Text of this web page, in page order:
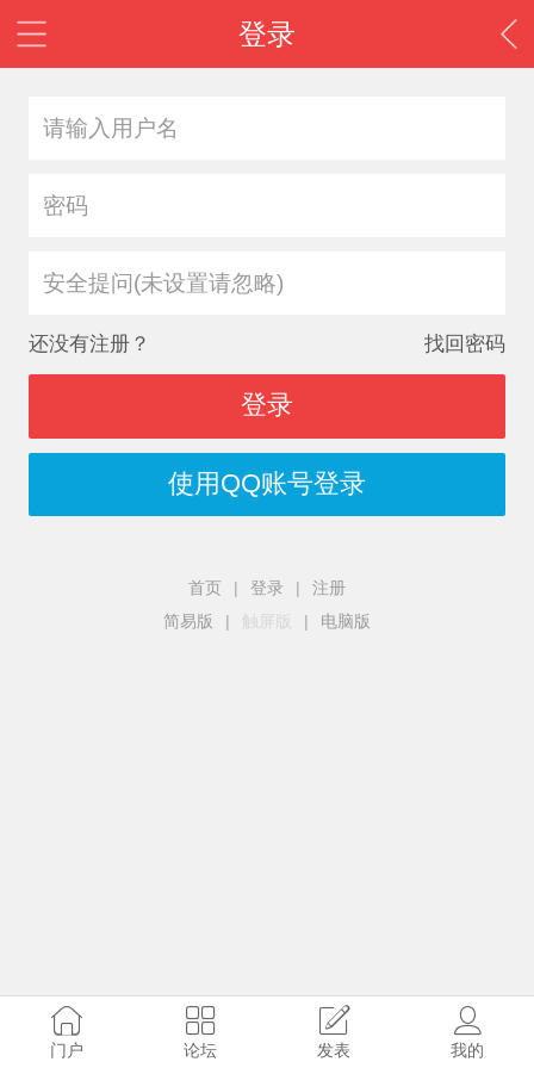
登录
安全提问(未设置请忽略)
还没有注册？ 找回密码
登录
使用QQ账号登录
首页 | 登录 |
注册
简易版
| 触屏版 | 电脑版
门户 论坛 发表 我的